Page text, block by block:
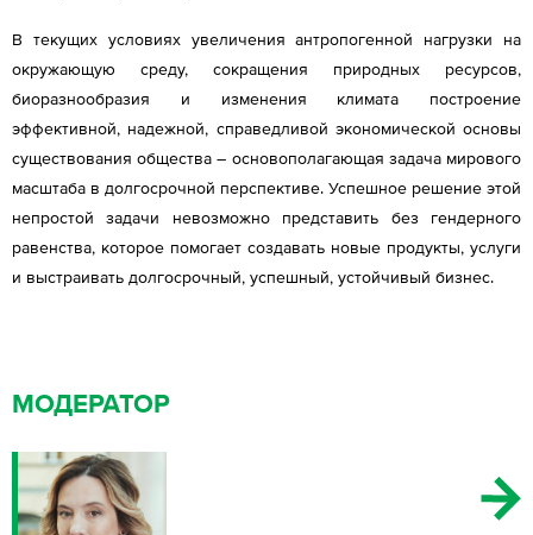
В текущих условиях увеличения антропогенной нагрузки на
окружающую среду, сокращения природных ресурсов,
биоразнообразия и изменения климата построение
эффективной, надежной, справедливой экономической основы
существования общества – основополагающая задача мирового
масштаба в долгосрочной перспективе. Успешное решение этой
непростой задачи невозможно представить без гендерного
равенства, которое помогает создавать новые продукты, услуги
и выстраивать долгосрочный, успешный, устойчивый бизнес.
МОДЕРАТОР